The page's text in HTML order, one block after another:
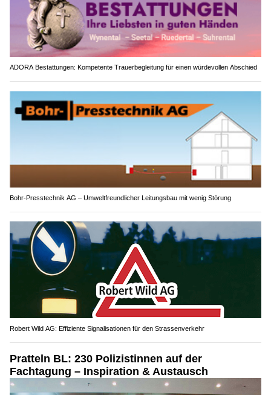
ADORA Bestattungen: Kompetente Trauerbegleitung für einen würdevollen Abschied
Bohr-Presstechnik AG – Umweltfreundlicher Leitungsbau mit wenig Störung
Robert Wild AG: Effiziente Signalisationen für den Strassenverkehr
Pratteln BL: 230 Polizistinnen auf der
Fachtagung – Inspiration & Austausch